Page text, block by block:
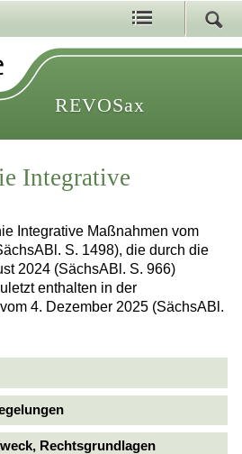
REVOSax
Integrative
Integrative Maßnahmen vom
S. 1498), die durch die
2024 (SächsABl. S. 966)
enthalten in der
4. Dezember 2025 (SächsABl.
Rechtsgrundlagen